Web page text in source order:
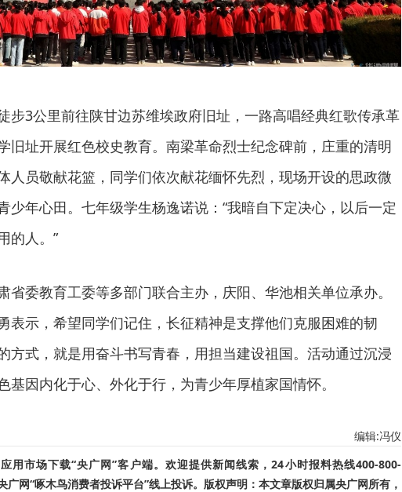
步3公里前往陕甘边苏维埃政府旧址，一路高唱经典红歌传承革
旧址开展红色校史教育。南梁革命烈士纪念碑前，庄重的清明
人员敬献花篮，同学们依次献花缅怀先烈，现场开设的思政微
少年心田。七年级学生杨逸诺说：“我暗自下定决心，以后一定
的人。”
省委教育工委等多部门联合主办，庆阳、华池相关单位承办。
表示，希望同学们记住，长征精神是支撑他们克服困难的韧
方式，就是用奋斗书写青春，用担当建设祖国。活动通过沉浸
基因内化于心、外化于行，为青少年厚植家国情怀。
编辑:冯仪
用市场下载“央广网”客户端。欢迎提供新闻线索，24小时报料热线400-800-
广网“啄木鸟消费者投诉平台”线上投诉。版权声明：本文章版权归属央广网所有，